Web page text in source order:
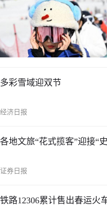
多彩雪域迎双节
经济日报
各地文旅“花式揽客”迎接“
证券日报
铁路12306累计售出春运火